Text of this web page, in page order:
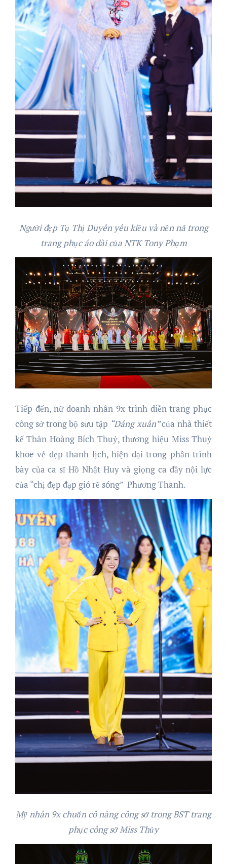
Người đẹp Tạ Thị Duyên yêu kiều và nền nã trong
trang phục áo dài của NTK Tony Phạm
Tiếp đến, nữ doanh nhân 9x trình diễn trang phục
công sở trong bộ sưu tập “Dáng xuân”của nhà thiết
kế Thân Hoàng Bích Thuỷ, thương hiệu Miss Thuỷ
khoe vẻ đẹp thanh lịch, hiện đại trong phần trình
bày của ca sĩ Hồ Nhật Huy và giọng ca đầy nội lực
của “chị đẹp đạp gió rẽ sóng” Phương Thanh.
Mỹ nhân 9x chuẩn cô nàng công sở trong BST trang
phục công sở Miss Thủy